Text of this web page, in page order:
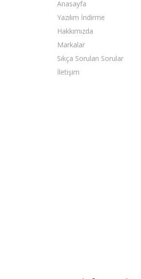
Anasayfa
Yazılım İndirme
Hakkımızda
Markalar
Sıkça Sorulan Sorular
İletişim